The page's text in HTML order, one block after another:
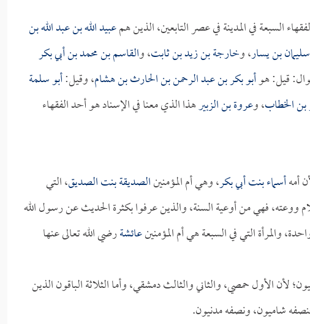
السبعة في المدينة في عصر التابعين، الذين همعبيد الله بن عبد الله بن
سليمان بن يسار، وخارجة بن زيد بن ثابت، والقاسم بن محمد بن أبي بكر
قيل: هوأبو بكر بن عبد الرحمن بن الحارث بن هشام، وقيل:أبو سلمة
بن الخطاب، وعروة بن الزبيرهذا الذي معنا في الإسناد هو أحد الفقهاء
أمهأسماء بنت أبي بكر، وهي أم المؤمنينالصديقة بنت الصديق، التي
فهي من أوعية السنة، والذين عرفوا بكثرة الحديث عن رسول الله
والمرأة التي في السبعة هي أم المؤمنينعائشةرضي الله تعالى عنها
الأول حمصي، والثاني والثالث دمشقي، وأما الثلاثة الباقون الذين
شاميون، ونصفه مدنيون.